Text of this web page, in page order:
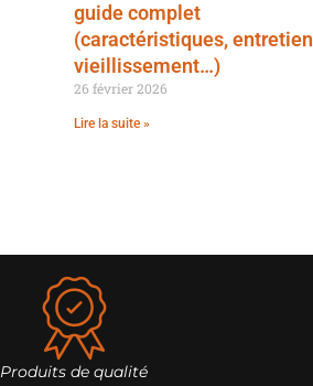
guide complet
(caractéristiques, entretien
vieillissement…)
26 février 2026
Lire la suite »
Produits de qualité